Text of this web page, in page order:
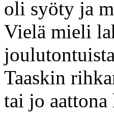
oli syöty ja
Vielä mieli
Taaskin
tai jo aattona